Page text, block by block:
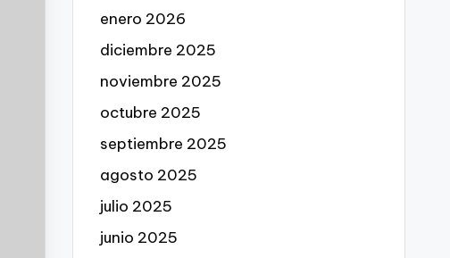
enero 2026
diciembre 2025
noviembre 2025
octubre 2025
septiembre 2025
agosto 2025
julio 2025
junio 2025